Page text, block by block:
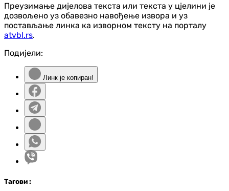
Преузимање дијелова текста или текста у цјелини је
дозвољено уз обавезно навођење извора и уз
постављање линка ка изворном тексту на порталу
atvbl.rs.
Подијели:
Линк је копиран!
Тагови :